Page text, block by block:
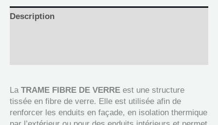
Description
La TRAME FIBRE DE VERRE est une structure
tissée en fibre de verre. Elle est utilisée afin de
renforcer les enduits en façade, en isolation thermique